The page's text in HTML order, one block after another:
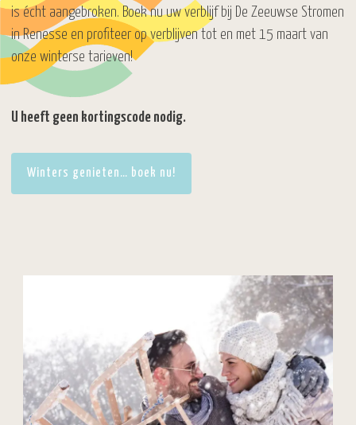
is écht aangebroken. Boek nu uw verblijf bij De Zeeuwse Stromen
in Renesse en profiteer op verblijven tot en met 15 maart van
onze winterse tarieven!
U heeft geen kortingscode nodig.
Winters genieten… boek nu!